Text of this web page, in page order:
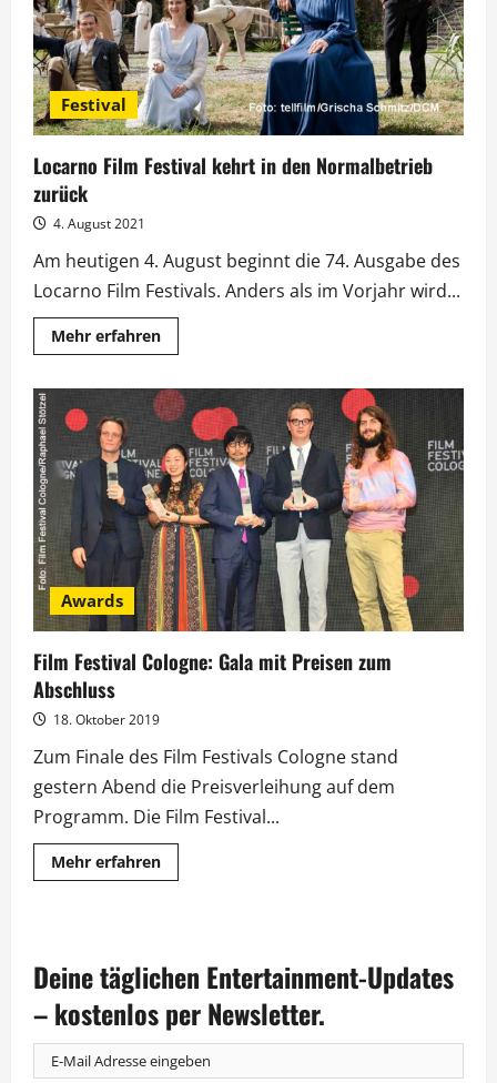
Festival
Locarno Film Festival kehrt in den Normalbetrieb
zurück
4. August 2021
Am heutigen 4. August beginnt die 74. Ausgabe des
Locarno Film Festivals. Anders als im Vorjahr wird...
Mehr erfahrenMehr
Informationen
Film
Festival
kehrt
in
den
Normalbetrieb
zurück
Awards
Film Festival Cologne: Gala mit Preisen zum
Abschluss
18. Oktober 2019
Zum Finale des Film Festivals Cologne stand
gestern Abend die Preisverleihung auf dem
Programm. Die Film Festival...
Mehr erfahrenMehr
Informationen
mit
Preisen
Abschluss
Deine täglichen Entertainment-Updates
– kostenlos per Newsletter.